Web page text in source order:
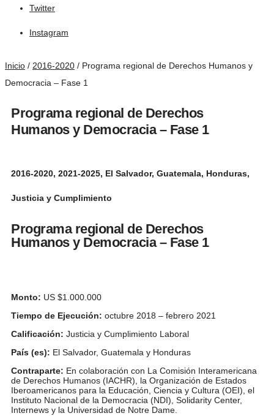
Twitter
Instagram
Inicio / 2016-2020 / Programa regional de Derechos Humanos y
Democracia – Fase 1
Programa regional de Derechos
Humanos y Democracia – Fase 1
2016-2020, 2021-2025, El Salvador, Guatemala, Honduras,
Justicia y Cumplimiento
Programa regional de Derechos
Humanos y Democracia – Fase 1
Monto: US $1.000.000
Tiempo de Ejecución: octubre 2018 – febrero 2021
Calificación: Justicia y Cumplimiento Laboral
País (es): El Salvador, Guatemala y Honduras
Contraparte: En colaboración con La Comisión Interamericana
de Derechos Humanos (IACHR), la Organización de Estados
Iberoamericanos para la Educación, Ciencia y Cultura (OEI), el
Instituto Nacional de la Democracia (NDI), Solidarity Center,
Internews y la Universidad de Notre Dame.